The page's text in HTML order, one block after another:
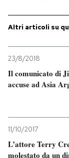
Sport
PODCAST
I MIEI
Altri articoli su
23/8/2018
Il comunicato di
accuse ad Asia
11/10/2017
L’attore Terry
molestato da un